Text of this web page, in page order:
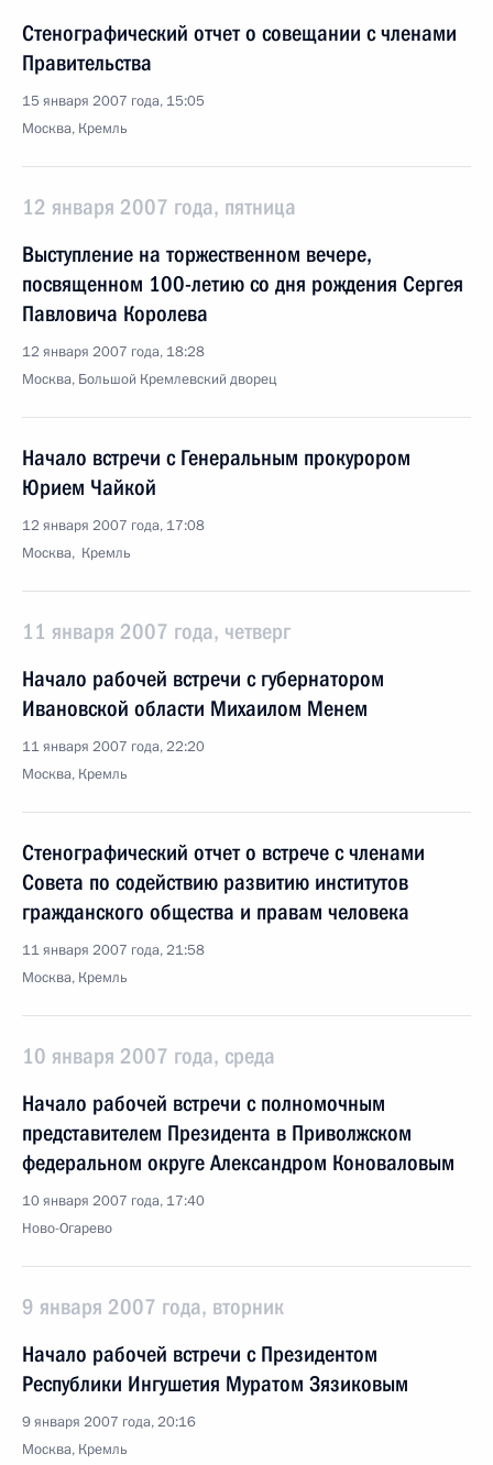
Стенографический отчет о совещании с членами
Правительства
15 января 2007 года, 15:05
Москва, Кремль
12 января 2007 года, пятница
Выступление на торжественном вечере,
посвященном 100-летию со дня рождения Сергея
Павловича Королева
12 января 2007 года, 18:28
Москва, Большой Кремлевский дворец
Начало встречи с Генеральным прокурором
Юрием Чайкой
12 января 2007 года, 17:08
Москва, Кремль
11 января 2007 года, четверг
Начало рабочей встречи с губернатором
Ивановской области Михаилом Менем
11 января 2007 года, 22:20
Москва, Кремль
Стенографический отчет о встрече с членами
Совета по содействию развитию институтов
гражданского общества и правам человека
11 января 2007 года, 21:58
Москва, Кремль
10 января 2007 года, среда
Начало рабочей встречи с полномочным
представителем Президента в Приволжском
федеральном округе Александром Коноваловым
10 января 2007 года, 17:40
Ново-Огарево
9 января 2007 года, вторник
Начало рабочей встречи с Президентом
Республики Ингушетия Муратом Зязиковым
9 января 2007 года, 20:16
Москва, Кремль